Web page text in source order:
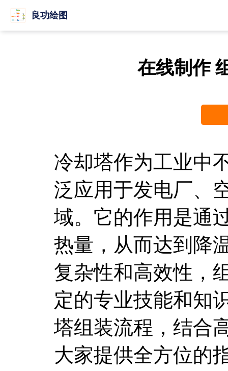
良功绘图
在线制作
冷却塔作为工业中
泛应用于发电厂、
域。它的作用是通
热量，从而达到降
复杂性和高效性，
定的专业技能和知
塔组装流程，结合
大家提供全方位的